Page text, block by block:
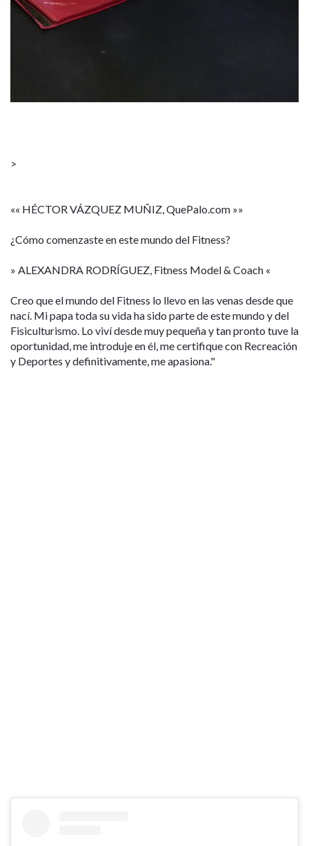
>
«« HÉCTOR VÁZQUEZ MUÑIZ, QuePalo.com »»
¿Cómo comenzaste en este mundo del Fitness?
» ALEXANDRA RODRÍGUEZ, Fitness Model & Coach «
Creo que el mundo del Fitness lo llevo en las venas desde que
nací. Mi papa toda su vida ha sido parte de este mundo y del
Fisiculturismo. Lo viví desde muy pequeña y tan pronto tuve la
oportunidad, me introduje en él, me certifique con Recreación
y Deportes y definitivamente, me apasiona."